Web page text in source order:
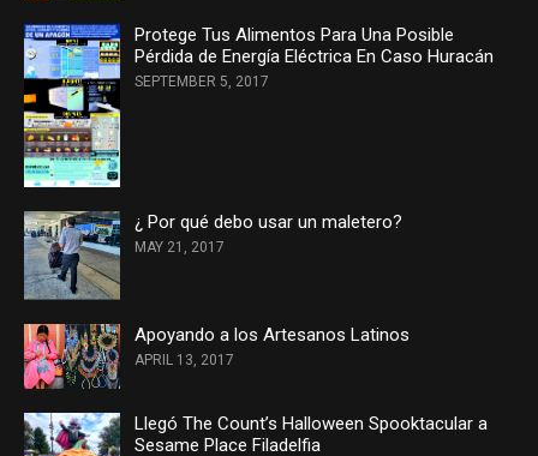
Protege Tus Alimentos Para Una Posible
Pérdida de Energía Eléctrica En Caso Huracán
SEPTEMBER 5, 2017
¿ Por qué debo usar un maletero?
MAY 21, 2017
Apoyando a los Artesanos Latinos
APRIL 13, 2017
Llegó The Count’s Halloween Spooktacular a
Sesame Place Filadelfia